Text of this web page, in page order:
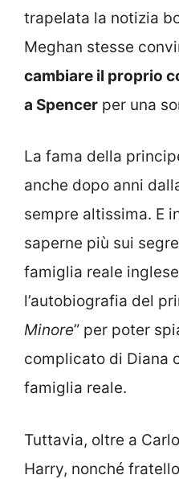
trapelata la notizia
Meghan stesse
cambiare il proprio
a Spencer per una
La fama della
anche dopo anni
sempre altissima. E
saperne più sui
famiglia reale
l’autobiografia del
Minore” per poter
complicato di Diana
famiglia reale.
Tuttavia, oltre a
Harry, nonché